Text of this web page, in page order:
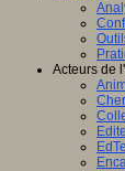
Acteurs de